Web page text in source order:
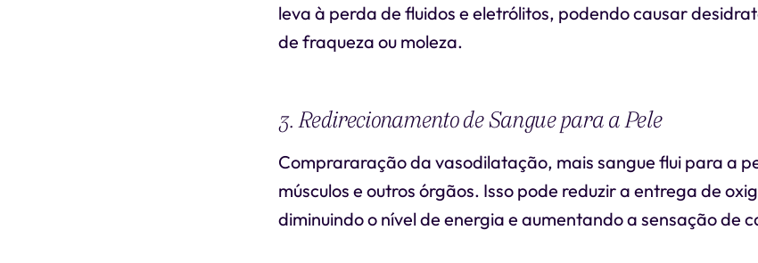
leva à perda de fluidos e eletrólitos, podendo causar
de fraqueza ou moleza.
3. Redirecionamento de Sangue para a Pele
Comprararação da vasodilatação, mais sangue flui para a
músculos e outros órgãos. Isso pode reduzir a entrega de
diminuindo o nível de energia e aumentando a sensação de